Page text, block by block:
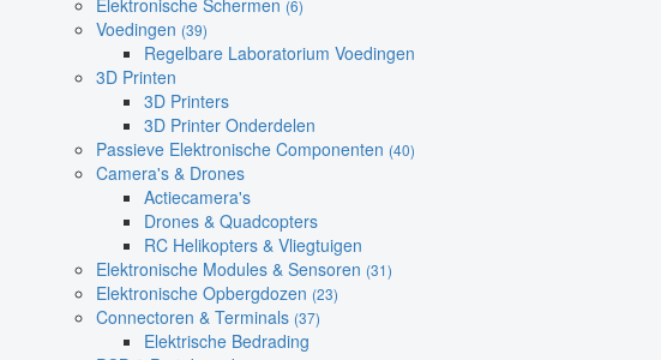
(6)
Voedingen (39)
Regelbare Laboratorium Voedingen
3D Printen
3D Printers
3D Printer Onderdelen
Passieve Elektronische Componenten (40)
Camera's & Drones
Actiecamera's
Drones & Quadcopters
RC Helikopters & Vliegtuigen
Elektronische Modules & Sensoren (31)
Elektronische Opbergdozen (23)
Connectoren & Terminals (37)
Elektrische Bedrading